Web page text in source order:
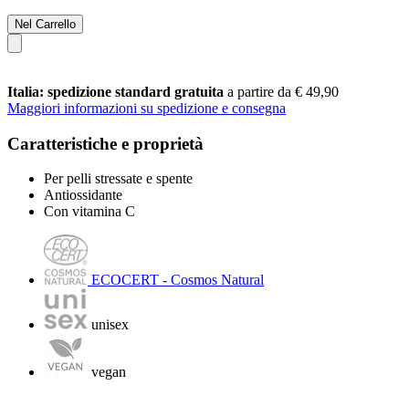
Nel Carrello
Italia: spedizione standard gratuita a partire da € 49,90
Maggiori informazioni su spedizione e consegna
Caratteristiche e proprietà
Per pelli stressate e spente
Antiossidante
Con vitamina C
ECOCERT - Cosmos Natural
unisex
vegan